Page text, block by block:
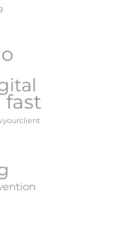
fast